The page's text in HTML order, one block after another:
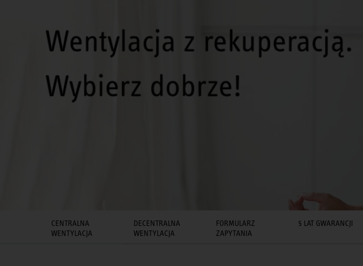
CENTRALNA
WENTYLACJA
DECENTRALNA
WENTYLACJA
FORMULARZ
ZAPYTANIA
5 LAT GWARANCJI